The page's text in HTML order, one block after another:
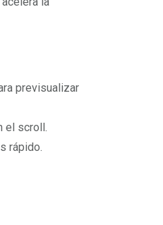
previsualizar
el scroll.
rápido.